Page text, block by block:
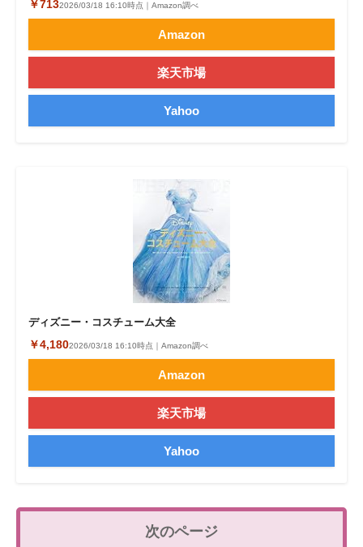
￥7132026/03/18 16:10時点｜Amazon調べ
Amazon
楽天市場
Yahoo
ディズニー・コスチューム大全
￥4,1802026/03/18 16:10時点｜Amazon調べ
Amazon
楽天市場
Yahoo